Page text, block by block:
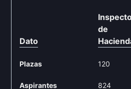
Dato
de
Plazas 120
Aspirantes 824